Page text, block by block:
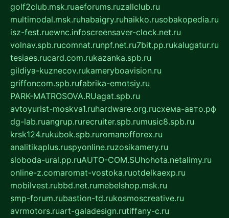
golf2club.msk.ruaeforums.ruzallclub.ru
multimodal.msk.ruhabaigry.ruhaikko.rusobakopedia.ru
isz-fest.ruewnc.infoscreensaver-clock.net.ru
volnav.spb.rucomnat.runpf.net.ru7bit.pp.rukalugatur.ru
tesiaes.rucard.com.rukazanka.spb.ru
gildiya-kuznecov.rukameryboavision.ru
griffoncom.spb.rufabrika-emotsiy.ru
PARK-MATROSOVA.RUagat.spb.ru
avtoyurist-moskva1.ruhardware.org.ruсхема-авто.рф
dg-lab.ruangrup.rurecruiter.spb.rumusic8.spb.ru
krsk124.rukubok.spb.ruromanofforex.ru
analitikaplus.ruspyonline.ruzosikamery.ru
sloboda-ural.pp.ruAUTO-COM.SUhohota.netalimy.ru
online-z.comaromat-vostoka.ruotdelkaexp.ru
mobilvest.rubbd.net.rumebelshop.msk.ru
smp-forum.rubastion-td.rukosmoscreative.ru
avrmotors.ruart-galadesign.rutiffany-c.ru